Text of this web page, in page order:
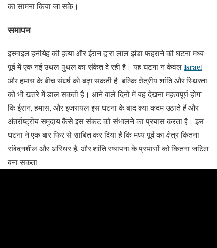
का सामना किया जा सके।
समापन
इस्माइल हनीयेह की हत्या और ईरान द्वारा लाल झंडा फहराने की घटना मध्य
पूर्व में एक नई उथल-पुथल का संकेत दे रही है। यह घटना न केवलIsrael
और हमास के बीच संघर्ष को बढ़ा सकती है, बल्कि क्षेत्रीय शांति और स्थिरता
को भी खतरे में डाल सकती है। आने वाले दिनों में यह देखना महत्वपूर्ण होगा
कि ईरान, हमास, और इजरायल इस घटना के बाद क्या कदम उठाते हैं और
अंतर्राष्ट्रीय समुदाय कैसे इस संकट को संभालने का प्रयास करता है। इस
घटना ने एक बार फिर से साबित कर दिया है कि मध्य पूर्व का क्षेत्र कितना
संवेदनशील और अस्थिर है, और शांति स्थापना के प्रयासों को कितना जटिल
बना सकता